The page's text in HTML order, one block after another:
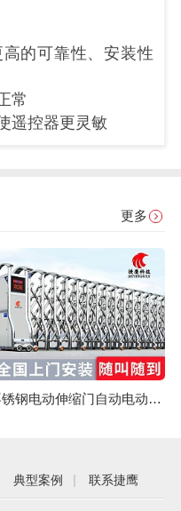
的可靠性、安装性
常
遥控器更灵敏
更多
不锈钢电动伸缩门自动电动大门折叠平移分段铝合金工地工厂封板门
典型案例 | 联系捷鹰